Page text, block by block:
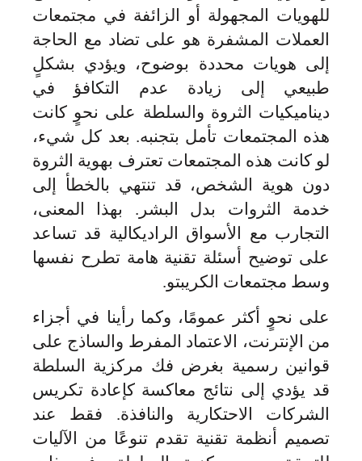
للهويات المجهولة أو الزائفة في مجتمعات
العملات المشفرة هو على تضاد مع الحاجة
إلى هويات محددة بوضوح، ويؤدي بشكلٍ
طبيعي إلى زيادة عدم التكافؤ في
ديناميكيات الثروة والسلطة على نحوٍ كانت
هذه المجتمعات تأمل بتجنبه. بعد كل شيء،
لو كانت هذه المجتمعات تعترف بهوية الثروة
دون هوية الشخص، قد تنتهي بالخطأ إلى
خدمة الثروات بدل البشر. بهذا المعنى،
التجارب مع الأسواق الراديكالية قد تساعد
على توضيح أسئلة تقنية هامة تطرح نفسها
وسط مجتمعات الكريبتو.
على نحوٍ أكثر عمومًا، وكما رأينا في أجزاء
من الإنترنت، الاعتماد المفرط والساذج على
قوانين رسمية بغرض فك مركزية السلطة
قد يؤدي إلى نتائج معاكسة كإعادة تكريس
الشركات الاحتكارية والنافذة. فقط عند
تصميم أنظمة تقنية تقدم تنوعًا من الآليات